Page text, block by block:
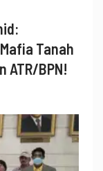
Tanah
ATR/BPN!